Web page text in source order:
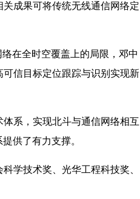
成果可将传统无线通信网络定
在全时空覆盖上的局限，邓中
信目标定位跟踪与识别实现新
系，实现北斗与通信网络相互
供了有力支撑。
学技术奖、光华工程科技奖、